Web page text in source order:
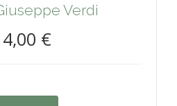
Verdi
€